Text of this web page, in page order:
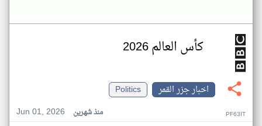
كأس العالم 2026
اخبار جزر القمر
Politics
Jun 01, 2026
منذ شهرين PF63IT